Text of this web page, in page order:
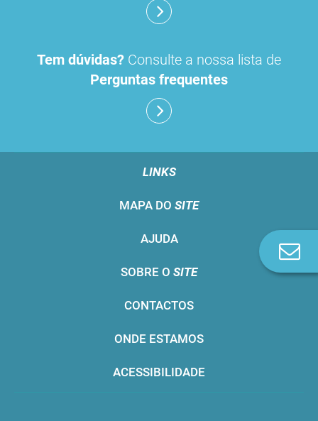
Tem dúvidas? Consulte a nossa lista de
Perguntas frequentes
LINKS
MAPA DO SITE
AJUDA
SOBRE O SITE
CONTACTOS
ONDE ESTAMOS
ACESSIBILIDADE